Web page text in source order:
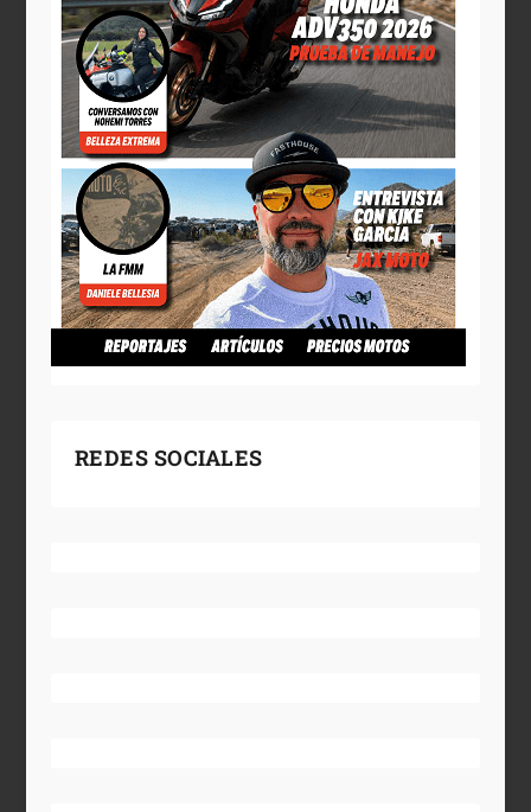
REDES SOCIALES